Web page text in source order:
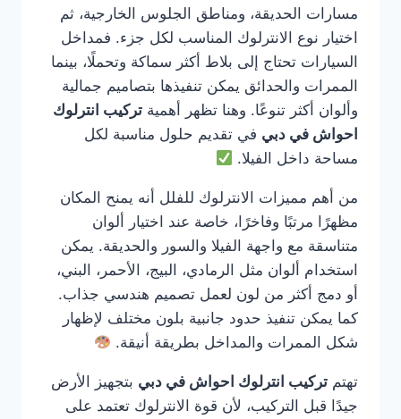
مسارات الحديقة، ومناطق الجلوس الخارجية، ثم
اختيار نوع الانترلوك المناسب لكل جزء. فمداخل
السيارات تحتاج إلى بلاط أكثر سماكة وتحملًا، بينما
الممرات والحدائق يمكن تنفيذها بتصاميم جمالية
وألوان أكثر تنوعًا. وهنا تظهر أهمية تركيب انترلوك
احواش في دبي في تقديم حلول مناسبة لكل
مساحة داخل الفيلا.
من أهم مميزات الانترلوك للفلل أنه يمنح المكان
مظهرًا مرتبًا وفاخرًا، خاصة عند اختيار ألوان
متناسقة مع واجهة الفيلا والسور والحديقة. يمكن
استخدام ألوان مثل الرمادي، البيج، الأحمر، البني،
أو دمج أكثر من لون لعمل تصميم هندسي جذاب.
كما يمكن تنفيذ حدود جانبية بلون مختلف لإظهار
شكل الممرات والمداخل بطريقة أنيقة.
تهتم تركيب انترلوك احواش في دبي بتجهيز الأرض
جيدًا قبل التركيب، لأن قوة الانترلوك تعتمد على